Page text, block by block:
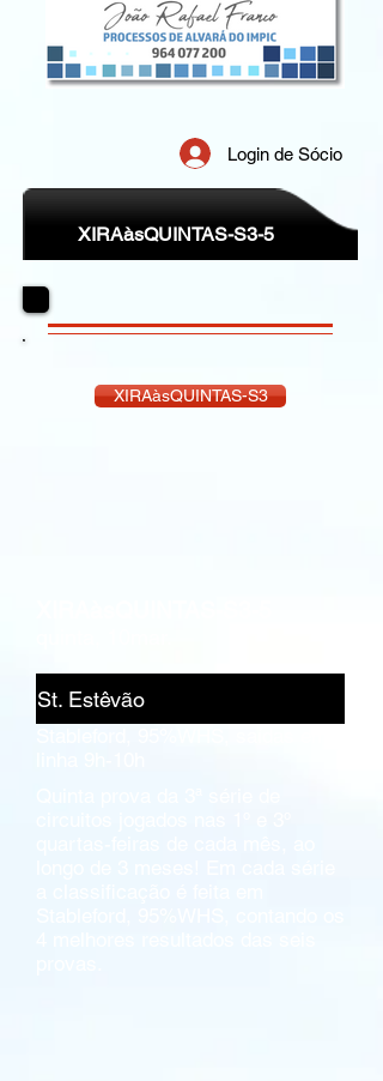
Login de Sócio
XIRAàsQUINTAS-S3-5
XIRAàsQUINTAS-S3
St. Estêvão